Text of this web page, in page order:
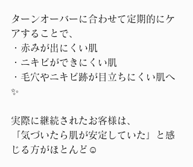
ターンオーバーに合わせて定期的にケ
アすることで、
・赤みが出にくい肌
・ニキビができにくい肌
・毛穴やニキビ跡が目立ちにくい肌へ
✨
実際に継続されたお客様は、
「気づいたら肌が安定していた」と感
じる方がほとんど☺️